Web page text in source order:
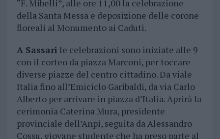
“F. Mibelli”, alle ore 11,00 la celebrazione
della Santa Messa e deposizione delle corone
floreali al Monumento ai Caduti.
A Sassari le celebrazioni sono iniziate alle 9
con il corteo da piazza Marconi, per toccare
diverse piazze del centro cittadino. Da viale
Italia fino all’Emiciclo Garibaldi, da via Carlo
Alberto per arrivare in piazza d’Italia. Aprirà la
cerimonia Caterina Mura, presidente
provinciale dell’Anpi, seguita da Alessandro
Cossu, giovane studente che ha preso parte al